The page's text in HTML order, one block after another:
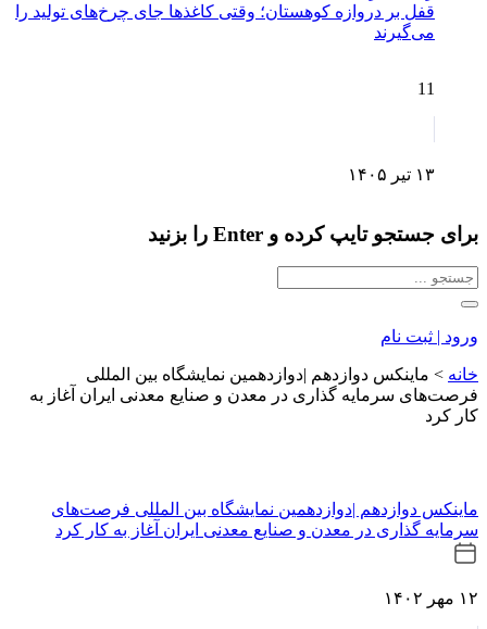
قفل بر دروازه کوهستان؛ وقتی کاغذها جای چرخ‌های تولید را
می‌گیرند
11
۱۳ تیر ۱۴۰۵
برای جستجو تایپ کرده و Enter را بزنید
ورود | ثبت نام
خانه > ماینکس دوازدهم |دوازدهمین نمایشگاه بین المللی
فرصت‌های سرمایه گذاری در معدن و صنایع معدنی ایران آغاز به
کار کرد
ماینکس دوازدهم |دوازدهمین نمایشگاه بین المللی فرصت‌های
سرمایه گذاری در معدن و صنایع معدنی ایران آغاز به کار کرد
۱۲ مهر ۱۴۰۲